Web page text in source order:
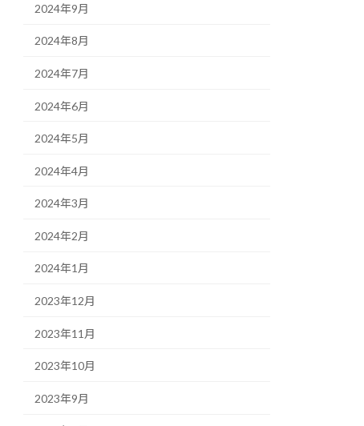
2024年9月
2024年8月
2024年7月
2024年6月
2024年5月
2024年4月
2024年3月
2024年2月
2024年1月
2023年12月
2023年11月
2023年10月
2023年9月